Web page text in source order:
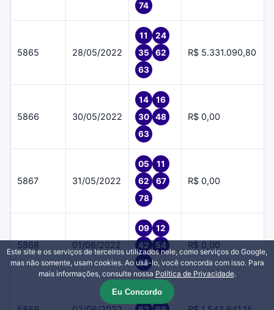
74
5865 28/05/2022
11
24
35
62
63
R$ 5.331.090,80
5866 30/05/2022
14
16
30
48
63
R$ 0,00
5867 31/05/2022
05
11
62
67
78
R$ 0,00
5868 01/06/2022
09
12
42
54
62
R$ 0,00
51
56
Este site e os serviços de terceiros utilizados nele, como serviços do Google,
mas não somente, usam cookies. Ao usá-lo, você concorda com isso. Para
mais informações, consulte nossa Política de Privacidade.
Eu Concordo